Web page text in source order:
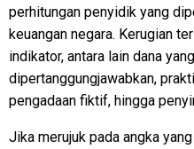
perhitungan penyidik yang
keuangan negara. Kerugian
indikator, antara lain dana
dipertanggungjawabkan,
pengadaan fiktif, hingga
Jika merujuk pada angka